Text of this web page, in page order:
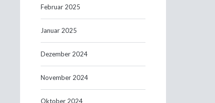
Februar 2025
Januar 2025
Dezember 2024
November 2024
Oktober 2024